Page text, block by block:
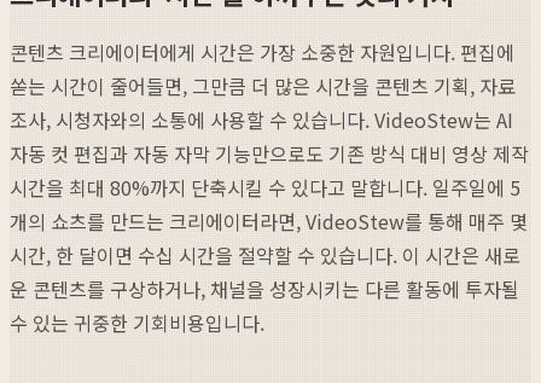
콘텐츠 크리에이터에게 시간은 가장 소중한 자원입니다. 편집에
쏟는 시간이 줄어들면, 그만큼 더 많은 시간을 콘텐츠 기획, 자료
조사, 시청자와의 소통에 사용할 수 있습니다. VideoStew는 AI
자동 컷 편집과 자동 자막 기능만으로도 기존 방식 대비 영상 제작
시간을 최대 80%까지 단축시킬 수 있다고 말합니다. 일주일에 5
개의 쇼츠를 만드는 크리에이터라면, VideoStew를 통해 매주 몇
시간, 한 달이면 수십 시간을 절약할 수 있습니다. 이 시간은 새로
운 콘텐츠를 구상하거나, 채널을 성장시키는 다른 활동에 투자될
수 있는 귀중한 기회비용입니다.